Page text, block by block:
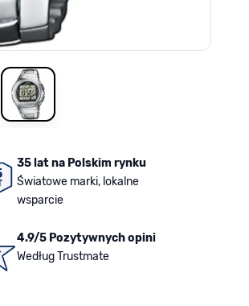
image
View larger image
35 lat na Polskim rynku
Światowe marki, lokalne
wsparcie
4.9/5 Pozytywnych opini
Według Trustmate